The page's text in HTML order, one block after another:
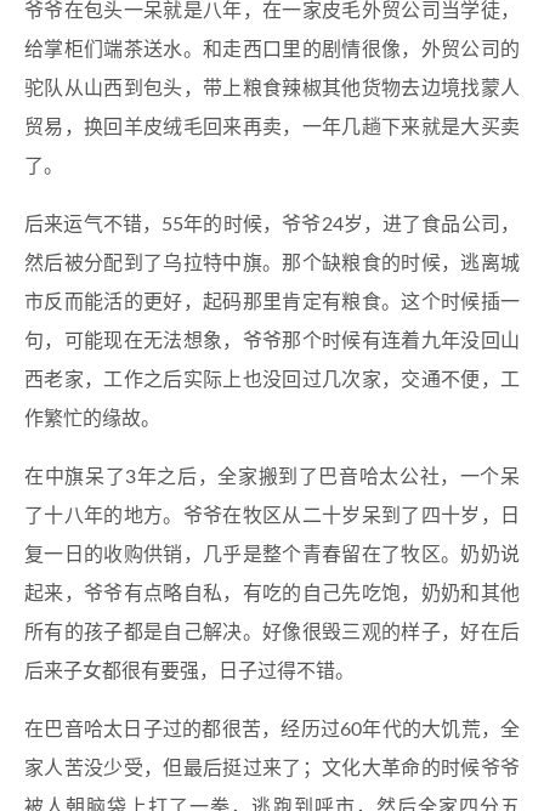
爷爷在包头一呆就是八年，在一家皮毛外贸公司当学徒，
给掌柜们端茶送水。和走西口里的剧情很像，外贸公司的
驼队从山西到包头，带上粮食辣椒其他货物去边境找蒙人
贸易，换回羊皮绒毛回来再卖，一年几趟下来就是大买卖
了。
后来运气不错，55年的时候，爷爷24岁，进了食品公司，
然后被分配到了乌拉特中旗。那个缺粮食的时候，逃离城
市反而能活的更好，起码那里肯定有粮食。这个时候插一
句，可能现在无法想象，爷爷那个时候有连着九年没回山
西老家，工作之后实际上也没回过几次家，交通不便，工
作繁忙的缘故。
在中旗呆了3年之后，全家搬到了巴音哈太公社，一个呆
了十八年的地方。爷爷在牧区从二十岁呆到了四十岁，日
复一日的收购供销，几乎是整个青春留在了牧区。奶奶说
起来，爷爷有点略自私，有吃的自己先吃饱，奶奶和其他
所有的孩子都是自己解决。好像很毁三观的样子，好在后
后来子女都很有要强，日子过得不错。
在巴音哈太日子过的都很苦，经历过60年代的大饥荒，全
家人苦没少受，但最后挺过来了；文化大革命的时候爷爷